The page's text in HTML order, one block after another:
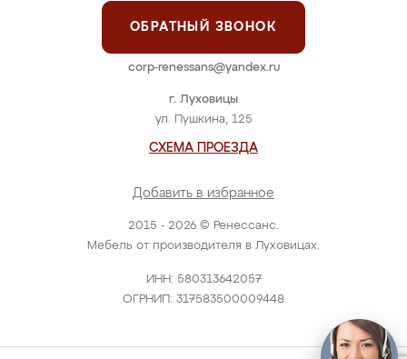
2015 - 2026 © Ренессанс.
Мебель от производителя в Луховицах.
ИНН: 580313642057
ОГРНИП: 317583500009448
г. Луховицы
ул. Пушкина, 125
СХЕМА ПРОЕЗДА
Добавить в избранное
ОБРАТНЫЙ ЗВОНОК
corp-renessans@yandex.ru